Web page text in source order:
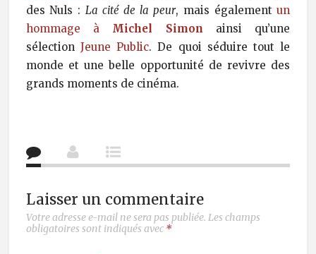
des Nuls :La cité de la peur, mais égalementun
hommage à Michel Simon ainsi qu’une
sélection Jeune Public. De quoi séduire tout le
monde et une belle opportunité de revivre des
grands moments de cinéma.
Laisser un commentaire
Votre adresse e-mail ne sera pas publiée. Les champs
obligatoires sont indiqués avec *